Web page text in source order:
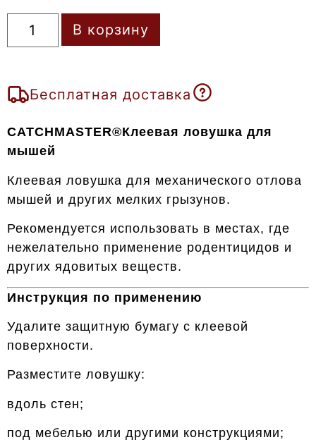
В корзину
Бесплатная доставка
CATCHMASTER®Клеевая ловушка для
мышей
Клеевая ловушка для механического отлова
мышей и других мелких грызунов.
Рекомендуется использовать в местах, где
нежелательно применение родентицидов и
других ядовитых веществ.
Инструкция по применению
Удалите защитную бумагу с клеевой
поверхности.
Разместите ловушку:
вдоль стен;
под мебелью или другими конструкциями;